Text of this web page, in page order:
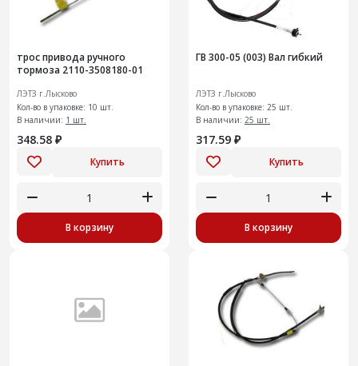
трос привода ручного
тормоза 2110-3508180-01
ЛЭТЗ г.Лысково
Кол-во в упаковке: 10 шт.
В наличии: 1 шт.
348.58 ₽
Купить
В корзину
ГВ 300-05 (003) Вал гибкий
ЛЭТЗ г.Лысково
Кол-во в упаковке: 25 шт.
В наличии: 25 шт.
317.59 ₽
Купить
В корзину